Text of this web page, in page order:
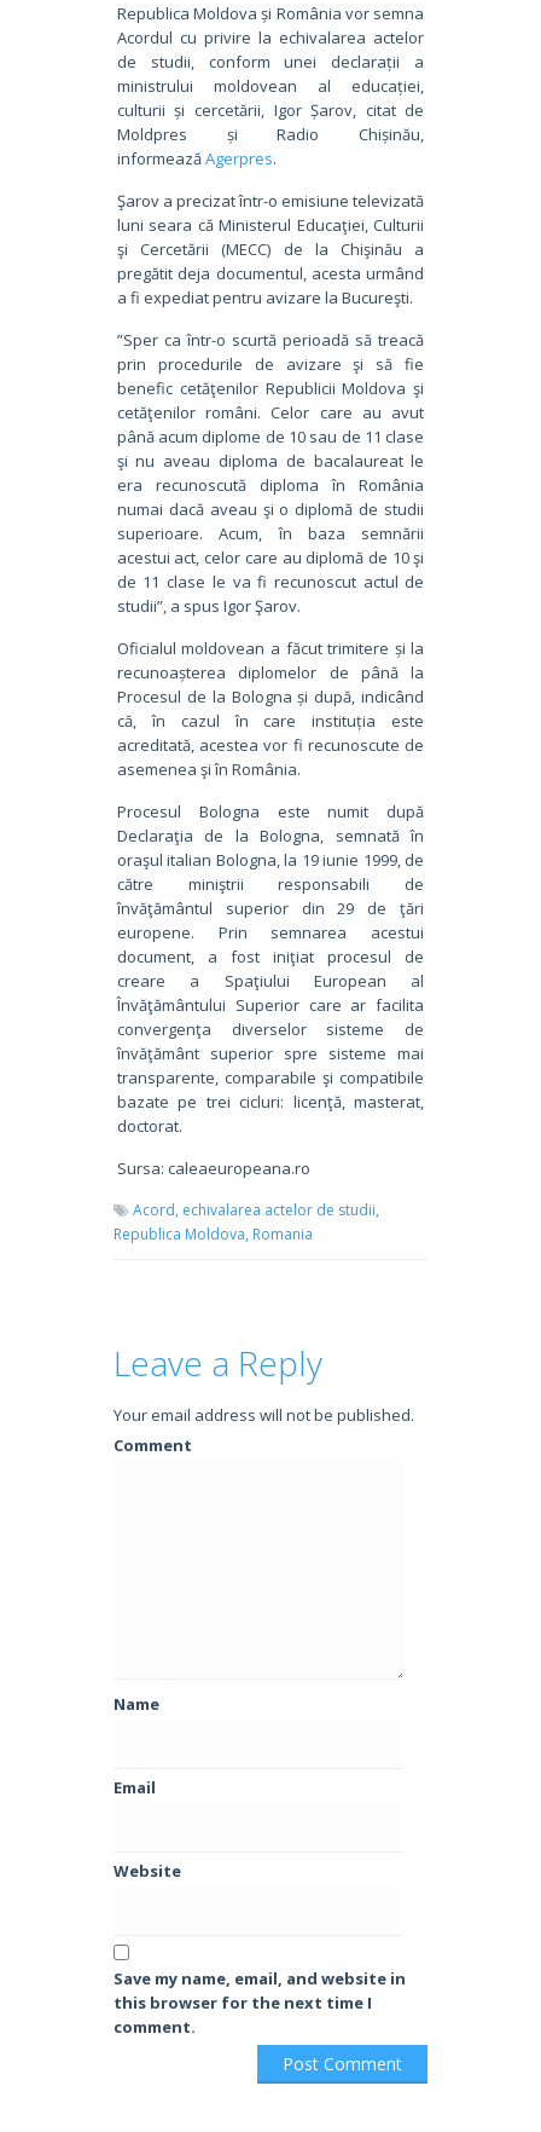
Republica Moldova și România vor semna
Acordul cu privire la echivalarea actelor
de studii, conform unei declarații a
ministrului moldovean al educației,
culturii și cercetării, Igor Șarov, citat de
Moldpres și Radio Chișinău,
informeazăAgerpres.
Şarov a precizat într-o emisiune televizată
luni seara că Ministerul Educaţiei, Culturii
şi Cercetării (MECC) de la Chişinău a
pregătit deja documentul, acesta urmând
a fi expediat pentru avizare la Bucureşti.
”Sper ca într-o scurtă perioadă să treacă
prin procedurile de avizare şi să fie
benefic cetăţenilor Republicii Moldova şi
cetăţenilor români. Celor care au avut
până acum diplome de 10 sau de 11 clase
şi nu aveau diploma de bacalaureat le
era recunoscută diploma în România
numai dacă aveau şi o diplomă de studii
superioare. Acum, în baza semnării
acestui act, celor care au diplomă de 10 şi
de 11 clase le va fi recunoscut actul de
studii”, a spus Igor Şarov.
Oficialul moldovean a făcut trimitere și la
recunoașterea diplomelor de până la
Procesul de la Bologna și după, indicând
că, în cazul în care instituția este
acreditată, acestea vor fi recunoscute de
asemenea şi în România.
Procesul Bologna este numit după
Declaraţia de la Bologna, semnată în
oraşul italian Bologna, la 19 iunie 1999, de
către miniştrii responsabili de
învăţământul superior din 29 de ţări
europene. Prin semnarea acestui
document, a fost iniţiat procesul de
creare a Spaţiului European al
Învăţământului Superior care ar facilita
convergenţa diverselor sisteme de
învăţământ superior spre sisteme mai
transparente, comparabile şi compatibile
bazate pe trei cicluri: licenţă, masterat,
doctorat.
Sursa: caleaeuropeana.ro
Acord, echivalarea actelor de studii,
Republica Moldova, Romania
Leave a Reply
Your email address will not be published.
Comment
Name
Email
Website
Save my name, email, and website in
this browser for the next time I
comment.